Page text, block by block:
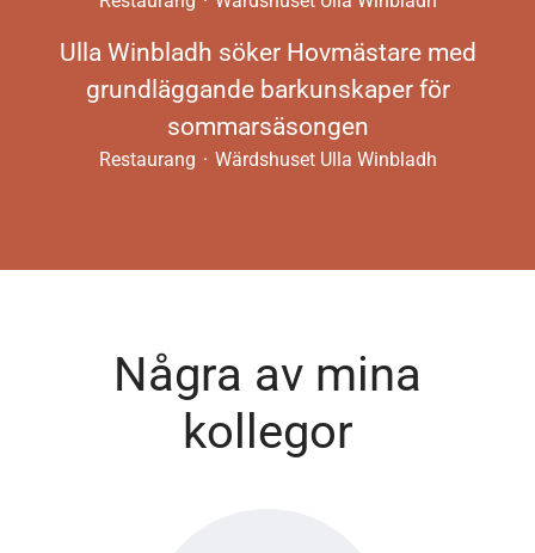
Ulla Winbladh söker Hovmästare med
grundläggande barkunskaper för
sommarsäsongen
Restaurang · Wärdshuset Ulla Winbladh
Några av mina
kollegor